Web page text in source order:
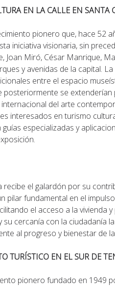
EN LA CALLE EN SANTA
pionero que, hace 52
iniciativa visionaria, sin
Miró, César Manrique,
y avenidas de la capital.
entre el espacio
se
del arte
interesados en turismo
especializadas y
recibe el galardón por su
pilar fundamental en el
el acceso a la vivienda
cercanía con la ciudadanía
al progreso y bienestar de
TURÍSTICO EN EL SUR DE
pionero fundado en 1949